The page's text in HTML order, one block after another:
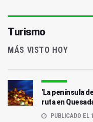
Turismo
MÁS VISTO HOY
'La península
ruta en
PUBLICADO EL